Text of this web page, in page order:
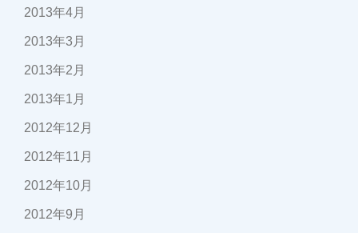
2013年4月
2013年3月
2013年2月
2013年1月
2012年12月
2012年11月
2012年10月
2012年9月